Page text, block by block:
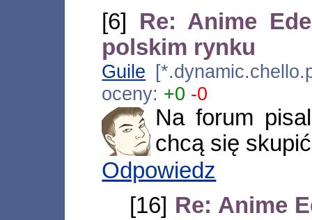
[6] Re: Anime
polskim rynku
Guile
oceny: +0 -0
Na forum
chcą się
Odpowiedz
[16] Re: Anime